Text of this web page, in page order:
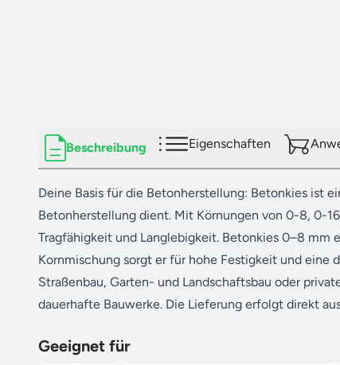
Beschreibung Eigenschaften
Deine Basis für die Betonherstellung: Betonkies ist
Betonherstellung dient. Mit Körnungen von 0-8, 0-
Tragfähigkeit und Langlebigkeit. Betonkies 0–8 mm
Kornmischung sorgt er für hohe Festigkeit und eine
Straßenbau, Garten- und Landschaftsbau oder
dauerhafte Bauwerke. Die Lieferung erfolgt direkt
Geeignet für